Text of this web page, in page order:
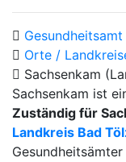
Gesundheitsamt
Orte /
Sachsenkam
Sachsenkam ist
Zuständig für
Landkreis Bad